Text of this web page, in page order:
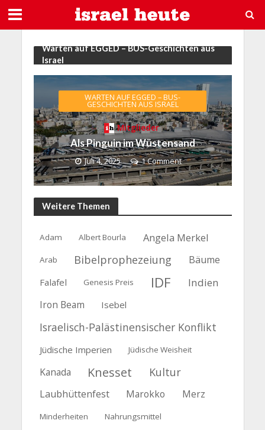
Warten auf EGGED – BUS-Geschichten aus
Israel
WARTEN AUF EGGED – BUS-
GESCHICHTEN AUS ISRAEL
Mitglieder
Als Pinguin im Wüstensand
Juli 4, 2025 1 Comment
Weitere Themen
Adam Albert Bourla Angela Merkel
Arab Bibelprophezeiung Bäume
Falafel Genesis Preis IDF Indien
Iron Beam Isebel
Israelisch-Palästinensischer Konflikt
Jüdische Imperien Jüdische Weisheit
Kanada Knesset Kultur
Laubhüttenfest Marokko Merz
Minderheiten Nahrungsmittel